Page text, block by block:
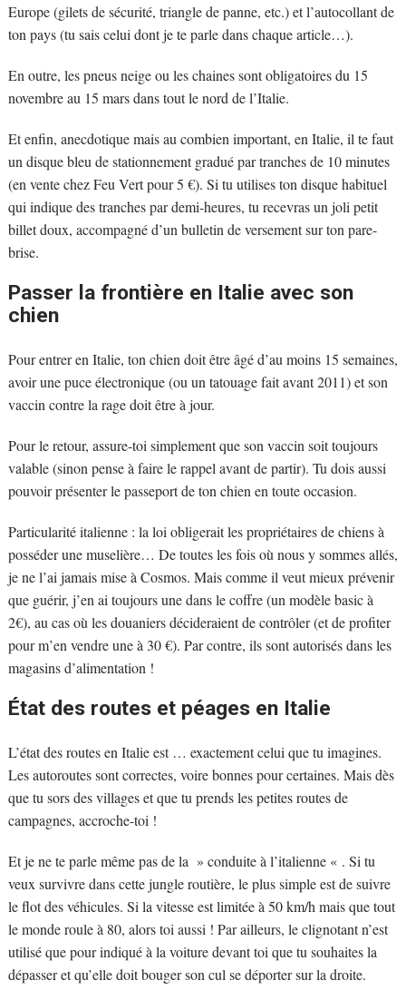
Europe (gilets de sécurité, triangle de panne, etc.) et l’autocollant de
ton pays (tu sais celui dont je te parle dans chaque article…).
En outre, les pneus neige ou les chaines sont obligatoires du 15
novembre au 15 mars dans tout le nord de l’Italie.
Et enfin, anecdotique mais au combien important, en Italie, il te faut
un disque bleu de stationnement gradué par tranches de 10 minutes
(en vente chez Feu Vert pour 5 €). Si tu utilises ton disque habituel
qui indique des tranches par demi-heures, tu recevras un joli petit
billet doux, accompagné d’un bulletin de versement sur ton pare-
brise.
Passer la frontière en Italie avec son
chien
Pour entrer en Italie, ton chien doit être âgé d’au moins 15 semaines,
avoir une puce électronique (ou un tatouage fait avant 2011) et son
vaccin contre la rage doit être à jour.
Pour le retour, assure-toi simplement que son vaccin soit toujours
valable (sinon pense à faire le rappel avant de partir). Tu dois aussi
pouvoir présenter le passeport de ton chien en toute occasion.
Particularité italienne : la loi obligerait les propriétaires de chiens à
posséder une muselière… De toutes les fois où nous y sommes allés,
je ne l’ai jamais mise à Cosmos. Mais comme il veut mieux prévenir
que guérir, j’en ai toujours une dans le coffre (un modèle basic à
2€), au cas où les douaniers décideraient de contrôler (et de profiter
pour m’en vendre une à 30 €). Par contre, ils sont autorisés dans les
magasins d’alimentation !
État des routes et péages en Italie
L’état des routes en Italie est … exactement celui que tu imagines.
Les autoroutes sont correctes, voire bonnes pour certaines. Mais dès
que tu sors des villages et que tu prends les petites routes de
campagnes, accroche-toi !
Et je ne te parle même pas de la » conduite à l’italienne « . Si tu
veux survivre dans cette jungle routière, le plus simple est de suivre
le flot des véhicules. Si la vitesse est limitée à 50 km/h mais que tout
le monde roule à 80, alors toi aussi ! Par ailleurs, le clignotant n’est
utilisé que pour indiqué à la voiture devant toi que tu souhaites la
dépasser et qu’elle doit bouger son cul se déporter sur la droite.